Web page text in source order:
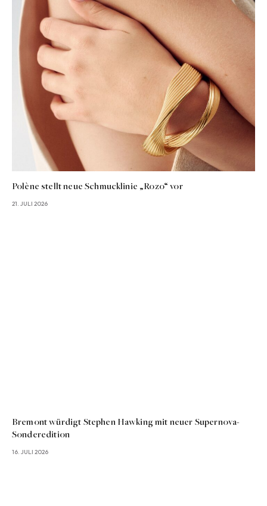
Polène stellt neue Schmucklinie „Rozo“ vor
21. JULI 2026
Bremont würdigt Stephen Hawking mit neuer Supernova-
Sonderedition
16. JULI 2026